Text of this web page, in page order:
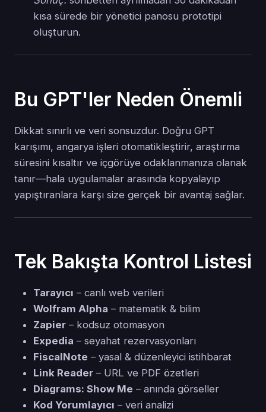
kısa sürede bir yönetici panosu prototipi
oluşturun.
Bu GPT'ler Neden Önemli
Dikkat sınırlı ve veri sonsuzdur. Doğru GPT
karışımı, angarya işleri otomatikleştirir, araştırma
süresini kısaltır ve içgörüye odaklanmanıza olanak
tanır—hala uygulamalar arasında kopyalayıp
yapıştıranlara karşı size gerçek bir avantaj sağlar.
Tek Bakışta Kontrol Listesi
Tarayıcı – canlı web verileri
Wolfram Alpha – matematik & bilim
Zapier – kodsuz otomasyon
Expedia – seyahat rezervasyonları
FiscalNote – yasal & düzenleyici istihbarat
Link Reader – URL ve PDF özetleri
Diagrams: Show Me – anında görseller
Kod Yorumlayıcı – veri analizi